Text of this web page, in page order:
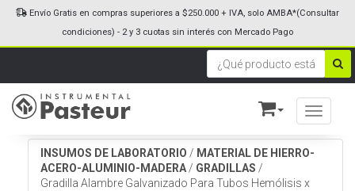
Toggle
Envío Gratis en compras superiores a $250.000 + IVA, solo AMBA*(Consultar
condiciones) - 2 y 3 cuotas sin interés con Mercado Pago
INSUMOS DE LABORATORIO / MATERIAL DE HIERRO-
ACERO-ALUMINIO-MADERA / GRADILLAS /
Gradilla Alambre Galvanizado Para Tubos Hemólisis x